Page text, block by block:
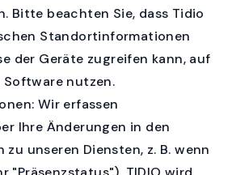
Bitte beachten Sie, dass Tidio
Standortinformationen
der Geräte zugreifen kann, auf
Software nutzen.
Wir erfassen
Ihre Änderungen in den
unseren Diensten, z. B. wenn